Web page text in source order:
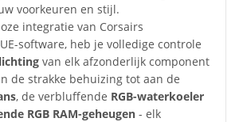
voorkeuren en stijl.
integratie van Corsairs
software, heb je volledige controle
van elk afzonderlijk component
de strakke behuizing tot aan de
, de verbluffende RGB-waterkoeler
RGB RAM-geheugen - elk